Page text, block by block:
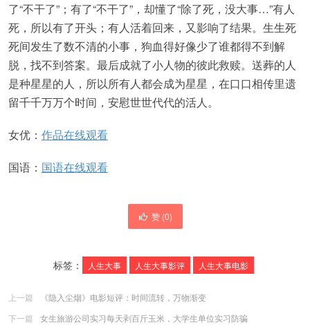
了“不干了”；有了“不干了”，却懂了“除了死，没大事…”有人
死，所以有了开头；有人活着回来，又影响了结果。生生死
死间发生了数不清的小事，狗血得好像少了谁都得不到解
脱，找不到答案。最后成就了小人物的彼此救赎。送葬的人
是种星星的人，所以所有人都会成为星星，在口口相传里遗
留千千万万个时间，安慰世世代代的活人。
女优： 作品在线观看
国语： 国语在线观看
赞 (0)
标签： 人生大事 人生大事影评 人生大事电影
上一篇
《隐入尘烟》电影短评：时间流转，万物渐变
下一篇
女生旅游公司实习每天剥百斤玉米，大学生单位实习防骗